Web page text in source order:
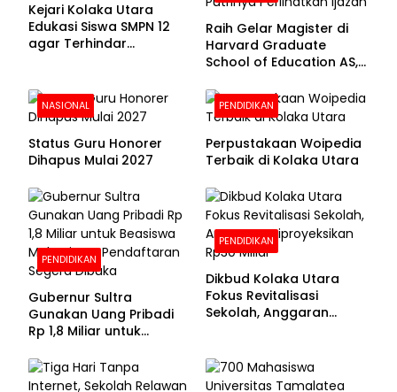
Kejari Kolaka Utara
Edukasi Siswa SMPN 12
agar Terhindar
Raih Gelar Magister di
Harvard Graduate
School of Education AS,
Foto Putrinya Perlihatkan
Ijazah
NASIONAL
Status Guru Honorer
Dihapus Mulai 2027
PENDIDIKAN
Perpustakaan Woipedia
Terbaik di Kolaka Utara
PENDIDIKAN
Gubernur Sultra
Gunakan Uang Pribadi
Rp 1,8 Miliar untuk
Pendaftaran Segera
Dibuka
PENDIDIKAN
Dikbud Kolaka Utara
Fokus Revitalisasi
Sekolah, Anggaran